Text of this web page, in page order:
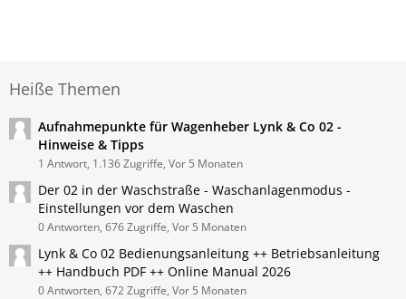
Heiße Themen
Aufnahmepunkte für Wagenheber Lynk & Co 02 -
Hinweise & Tipps
1 Antwort, 1.136 Zugriffe, Vor 5 Monaten
Der 02 in der Waschstraße - Waschanlagenmodus -
Einstellungen vor dem Waschen
0 Antworten, 676 Zugriffe, Vor 5 Monaten
Lynk & Co ​02 Bedienungsanleitung ++ Betriebsanleitung
++ Handbuch PDF ++ Online Manual 2026
0 Antworten, 672 Zugriffe, Vor 5 Monaten